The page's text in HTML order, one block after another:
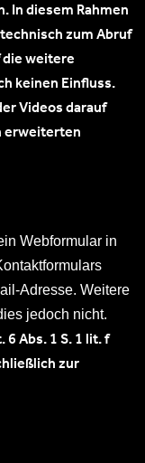
In diesem Rahmen
zum Abruf
die weitere
keinen Einfluss.
Videos darauf
erweiterten
Webformular in
Adresse. Weitere
jedoch nicht.
Abs. 1 S. 1 lit. f
zur